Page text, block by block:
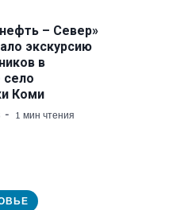
– Север»
экскурсию
в
село
Коми
1 мин чтения